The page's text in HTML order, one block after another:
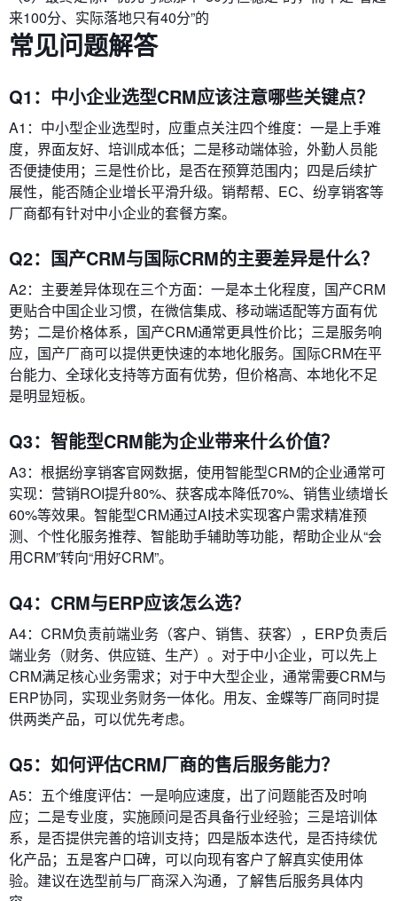
来100分、实际落地只有40分”的
常见问题解答
Q1：中小企业选型CRM应该注意哪些关键点？
A1：中小型企业选型时，应重点关注四个维度：一是上手难
度，界面友好、培训成本低；二是移动端体验，外勤人员能
否便捷使用；三是性价比，是否在预算范围内；四是后续扩
展性，能否随企业增长平滑升级。销帮帮、EC、纷享销客等
厂商都有针对中小企业的套餐方案。
Q2：国产CRM与国际CRM的主要差异是什么？
A2：主要差异体现在三个方面：一是本土化程度，国产CRM
更贴合中国企业习惯，在微信集成、移动端适配等方面有优
势；二是价格体系，国产CRM通常更具性价比；三是服务响
应，国产厂商可以提供更快速的本地化服务。国际CRM在平
台能力、全球化支持等方面有优势，但价格高、本地化不足
是明显短板。
Q3：智能型CRM能为企业带来什么价值？
A3：根据纷享销客官网数据，使用智能型CRM的企业通常可
实现：营销ROI提升80%、获客成本降低70%、销售业绩增长
60%等效果。智能型CRM通过AI技术实现客户需求精准预
测、个性化服务推荐、智能助手辅助等功能，帮助企业从“会
用CRM”转向“用好CRM”。
Q4：CRM与ERP应该怎么选？
A4：CRM负责前端业务（客户、销售、获客），ERP负责后
端业务（财务、供应链、生产）。对于中小企业，可以先上
CRM满足核心业务需求；对于中大型企业，通常需要CRM与
ERP协同，实现业务财务一体化。用友、金蝶等厂商同时提
供两类产品，可以优先考虑。
Q5：如何评估CRM厂商的售后服务能力？
A5：五个维度评估：一是响应速度，出了问题能否及时响
应；二是专业度，实施顾问是否具备行业经验；三是培训体
系，是否提供完善的培训支持；四是版本迭代，是否持续优
化产品；五是客户口碑，可以向现有客户了解真实使用体
验。建议在选型前与厂商深入沟通，了解售后服务具体内